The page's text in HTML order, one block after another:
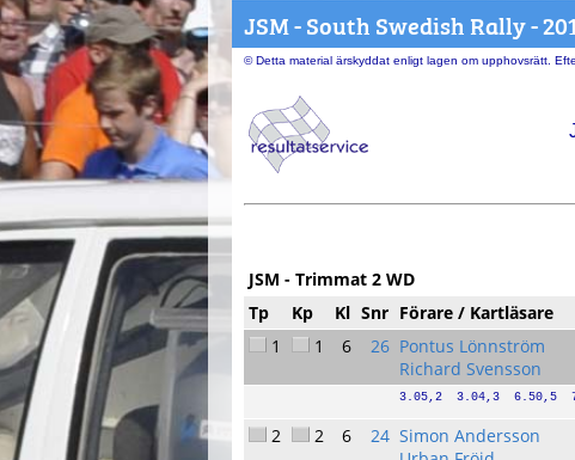
JSM - South Swedish Rally -
© Detta material ärskyddat enligt lagen om upphovsrätt.
JSM - Trimmat 2 WD
Tp
Kp Kl Snr Förare / Kartläsare
1
1 6 26 Pontus Lönnström
Richard Svensson
3.05,2  3.04,3  6.50,5
2 2 6 24 Simon Andersson